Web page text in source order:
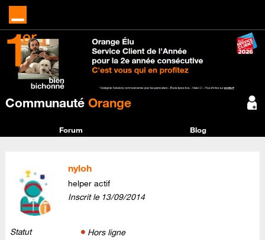
Communauté Orange
Forum Blog
nyloh
helper actif
Inscrit le ‎13/09/2014
Statut
Hors ligne